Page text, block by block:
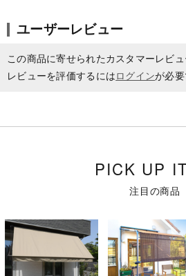
ユーザーレビュー
この商品に寄せられたカスタマーレビュ
レビューを評価するにはログインが必要
PICK UP
注目の商品